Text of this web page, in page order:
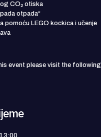
CO₂ otiska
otpada“
pomoću LEGO kockica i učenje
event please visit the following